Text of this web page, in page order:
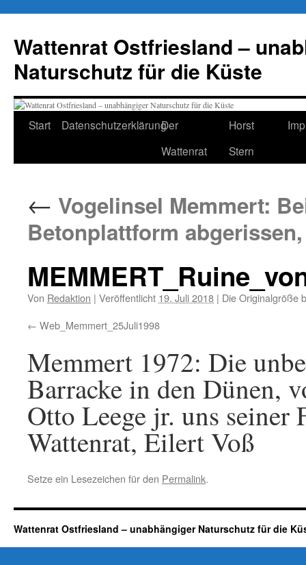
springen
Wattenrat Ostfriesland –
Naturschutz für die Küste
Start DatenschutzerklärungDer
Wattenrat
Horst
Stern
← Vogelinsel Memmert:
Betonplattform
Von Redaktion | Veröffentlicht 19. Juli 2018 | Die Originalgröße
Web_Memmert_25Juli1998
Memmert 1972: Die
Barracke in den Dünen,
Otto Leege jr. uns
Wattenrat, Eilert Voß
Setze ein Lesezeichen für den Permalink.
Wattenrat Ostfriesland – unabhängiger Naturschutz für die